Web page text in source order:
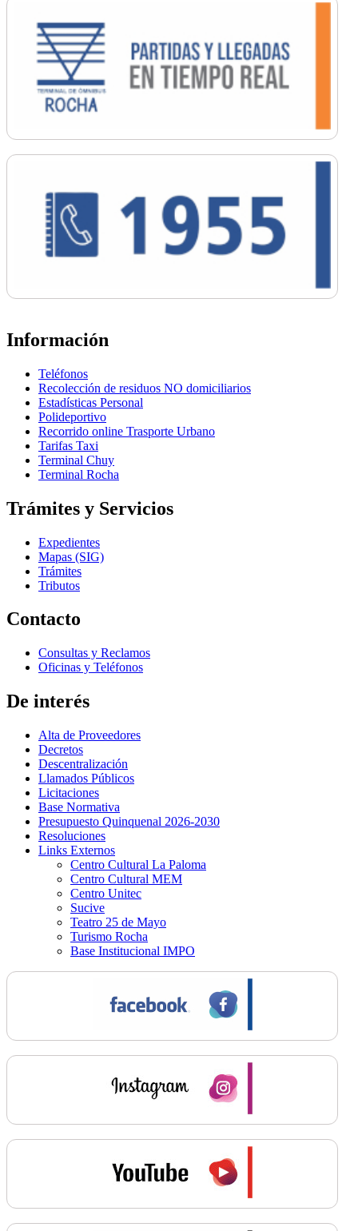
Información
Teléfonos
Recolección de residuos NO domiciliarios
Estadísticas Personal
Polideportivo
Recorrido online Trasporte Urbano
Tarifas Taxi
Terminal Chuy
Terminal Rocha
Trámites y Servicios
Expedientes
Mapas (SIG)
Trámites
Tributos
Contacto
Consultas y Reclamos
Oficinas y Teléfonos
De interés
Alta de Proveedores
Decretos
Descentralización
Llamados Públicos
Licitaciones
Base Normativa
Presupuesto Quinquenal 2026-2030
Resoluciones
Links Externos
Centro Cultural La Paloma
Centro Cultural MEM
Centro Unitec
Sucive
Teatro 25 de Mayo
Turismo Rocha
Base Institucional IMPO